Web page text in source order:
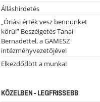
Álláshirdetés
„Óriási érték vesz bennünket
körül” Beszélgetés Tanai
Bernadettel, a GAMESZ
intézményvezetőjével
Elkezdődött a munka!
KÖZELBEN - LEGFRISSEBB